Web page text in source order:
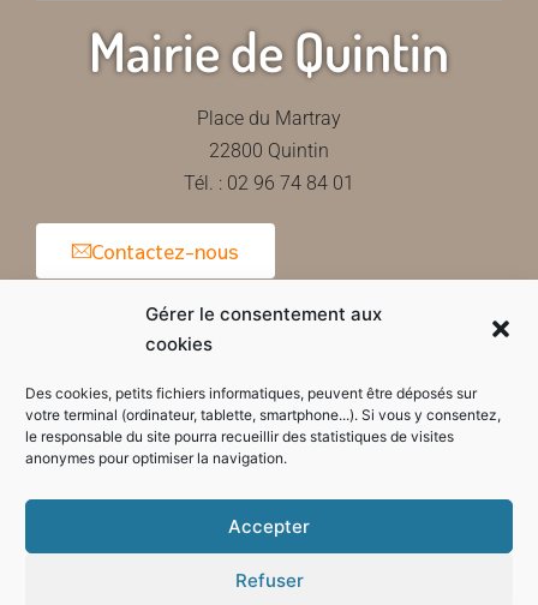
Gérer le consentement aux
cookies
Des cookies, petits fichiers informatiques, peuvent être déposés sur
votre terminal (ordinateur, tablette, smartphone...). Si vous y consentez,
le responsable du site pourra recueillir des statistiques de visites
anonymes pour optimiser la navigation.
Accepter
Refuser
Mairie de Quintin
Place du Martray
22800 Quintin
Tél. : 02 96 74 84 01
Contactez-nous
Horaires d'ouverture de la mairie